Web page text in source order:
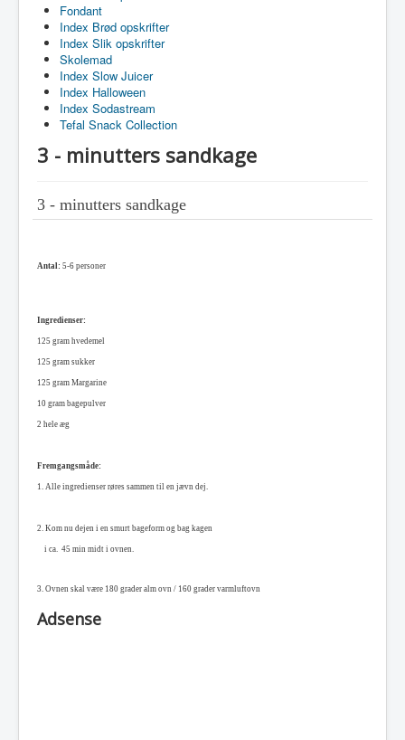
Fondant
Index Brød opskrifter
Index Slik opskrifter
Skolemad
Index Slow Juicer
Index Halloween
Index Sodastream
Tefal Snack Collection
3 - minutters sandkage
3 - minutters sandkage
Antal: 5-6 personer
Ingredienser:
125 gram hvedemel
125 gram sukker
125 gram Margarine
10 gram bagepulver
2 hele æg
Fremgangsmåde:
1. Alle ingredienser røres sammen til en jævn dej.
2. Kom nu dejen i en smurt bageform og bag kagen
i ca. 45 min midt i ovnen.
3. Ovnen skal være 180 grader alm ovn / 160 grader varmluftovn
Adsense